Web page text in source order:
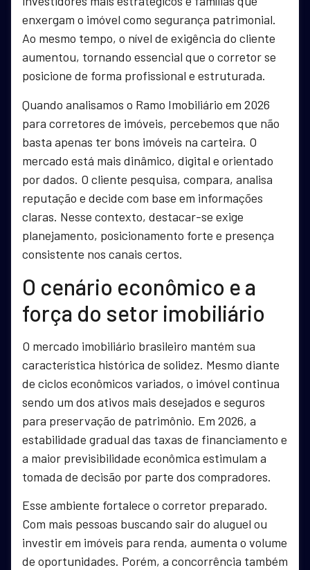
enxergam o imóvel como segurança patrimonial.
Ao mesmo tempo, o nível de exigência do cliente
aumentou, tornando essencial que o corretor se
posicione de forma profissional e estruturada.
Quando analisamos o Ramo Imobiliário em 2026
para corretores de imóveis, percebemos que não
basta apenas ter bons imóveis na carteira. O
mercado está mais dinâmico, digital e orientado
por dados. O cliente pesquisa, compara, analisa
reputação e decide com base em informações
claras. Nesse contexto, destacar-se exige
planejamento, posicionamento forte e presença
consistente nos canais certos.
O cenário econômico e a
força do setor imobiliário
O mercado imobiliário brasileiro mantém sua
característica histórica de solidez. Mesmo diante
de ciclos econômicos variados, o imóvel continua
sendo um dos ativos mais desejados e seguros
para preservação de patrimônio. Em 2026, a
estabilidade gradual das taxas de financiamento e
a maior previsibilidade econômica estimulam a
tomada de decisão por parte dos compradores.
Esse ambiente fortalece o corretor preparado.
Com mais pessoas buscando sair do aluguel ou
investir em imóveis para renda, aumenta o volume
de oportunidades. Porém, a concorrência também